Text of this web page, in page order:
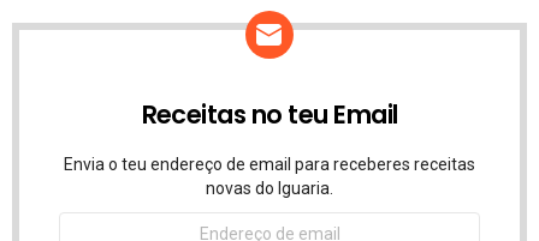
Receitas no teu Email
Envia o teu endereço de email para receberes receitas
novas do Iguaria.
Endereço